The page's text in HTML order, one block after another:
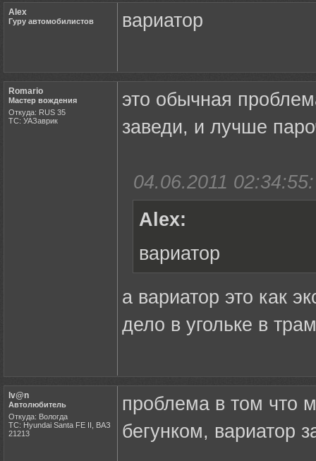
Alex
Гуру автомобилистов вариатор
Romario
Мастер вождения
Откуда: RUS 35
ТС: УАЗаврик
это обычная
заведи, и лучше
04.06.2011 02:34:55:
Alex:
вариатор
а вариатор это как
дело в угольке в
Iv@n
Автолюбитель
Откуда: Вологда
ТС: Hyundai Santa FE II, ВАЗ
21213
проблема в том что
бегунком, вариатор